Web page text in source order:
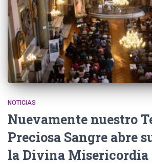
NOTICIAS
Nuevamente nuestro
Preciosa Sangre abre
la Divina Misericordia